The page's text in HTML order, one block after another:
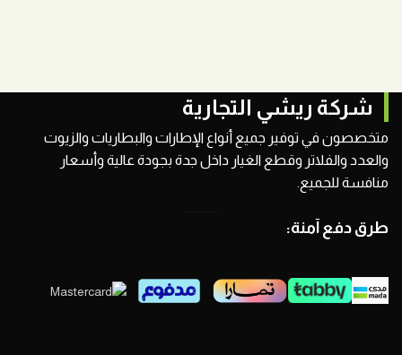
شركة ريشي التجارية
متخصصون في توفير جميع أنواع الإطارات والبطاريات والزيوت
والعدد والفلاتر وقطع الغيار داخل جدة بجودة عالية وأسعار
منافسة للجميع.
طرق دفع آمنة: